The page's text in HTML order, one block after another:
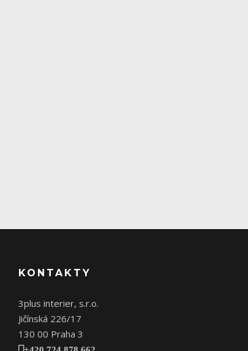
KONTAKTY
3plus interier, s.r.o.
Jičínská 226/17
130 00 Praha 3